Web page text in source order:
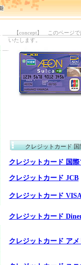
【concept】 このページで
いたします。
クレジットカード 国
クレジットカード 国
クレジットカード JCB
クレジットカード
クレジットカード
クレジットカード ア